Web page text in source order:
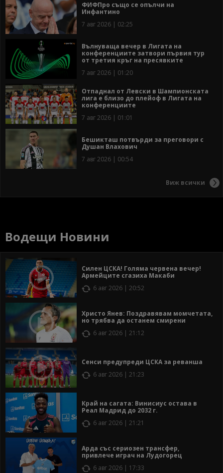
ФИФПро също се опълчи на
Инфантино
7 авг 2026 | 02:25
Вълнуваща вечер в Лигата на
конференциите затвори първия тур
от третия кръг на пресявките
7 авг 2026 | 01:20
Отпаднал от Левски в Шампионската
лига е близо до плейоф в Лигата на
конференциите
7 авг 2026 | 01:01
Бешикташ потвърди за преговори с
Душан Влахович
7 авг 2026 | 00:54
Виж всички
Водещи Новини
Силен ЦСКА! Голяма червена вечер!
Армейците сгазиха Макаби
6 авг 2026 | 20:52
Христо Янев: Поздравявам момчетата,
но трябва да останем смирени
6 авг 2026 | 21:12
Сенси предупреди ЦСКА за реванша
6 авг 2026 | 21:23
Край на сагата: Винисиус остава в
Реал Мадрид до 2032 г.
6 авг 2026 | 21:21
Арда със сериозен трансфер,
привлече играч на Лудогорец
6 авг 2026 | 17:33